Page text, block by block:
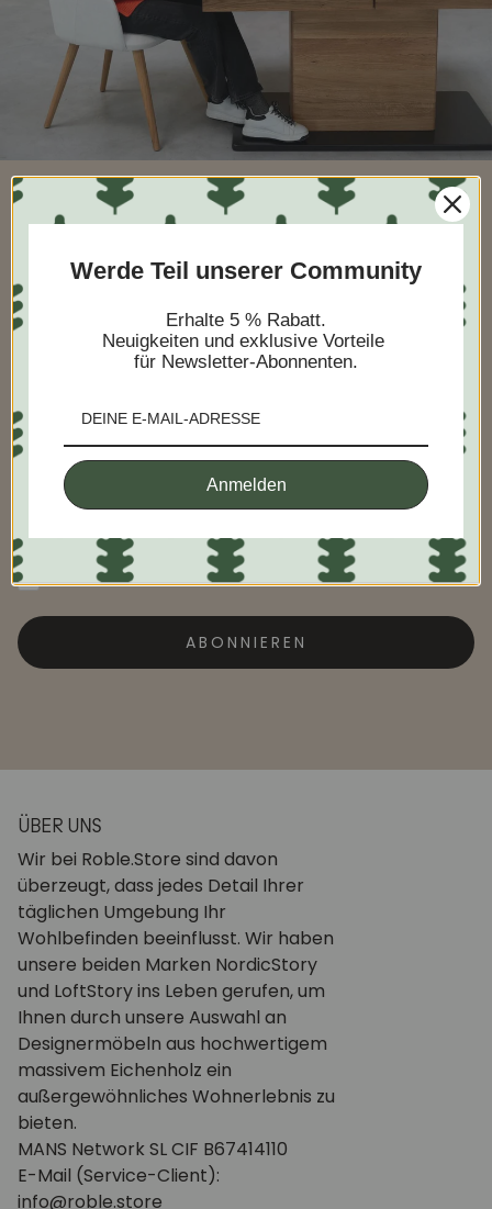
Melden Sie sich an, um frühzeitig
Zugang zu unseren
Privatverkäufen und exklusiven
Angeboten zu erhalten.
Ich möchte dies als Geschenk versenden
ABONNIEREN
ÜBER UNS
Wir bei Roble.Store sind davon
überzeugt, dass jedes Detail Ihrer
täglichen Umgebung Ihr
Wohlbefinden beeinflusst. Wir haben
unsere beiden Marken NordicStory
und LoftStory ins Leben gerufen, um
Ihnen durch unsere Auswahl an
Designermöbeln aus hochwertigem
massivem Eichenholz ein
außergewöhnliches Wohnerlebnis zu
bieten.
MANS Network SL CIF B67414110
E-Mail (Service-Client):
info@roble.store
Werde Teil unserer Community
Erhalte 5 % Rabatt.
Neuigkeiten und exklusive Vorteile
für Newsletter-Abonnenten.
Anmelden